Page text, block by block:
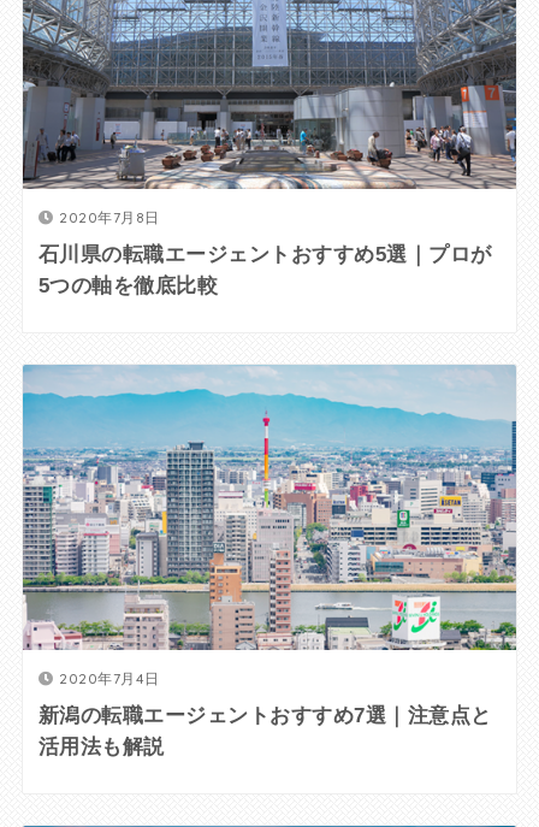
2020年7月8日
石川県の転職エージェントおすすめ5選｜プロが
5つの軸を徹底比較
2020年7月4日
新潟の転職エージェントおすすめ7選｜注意点と
活用法も解説